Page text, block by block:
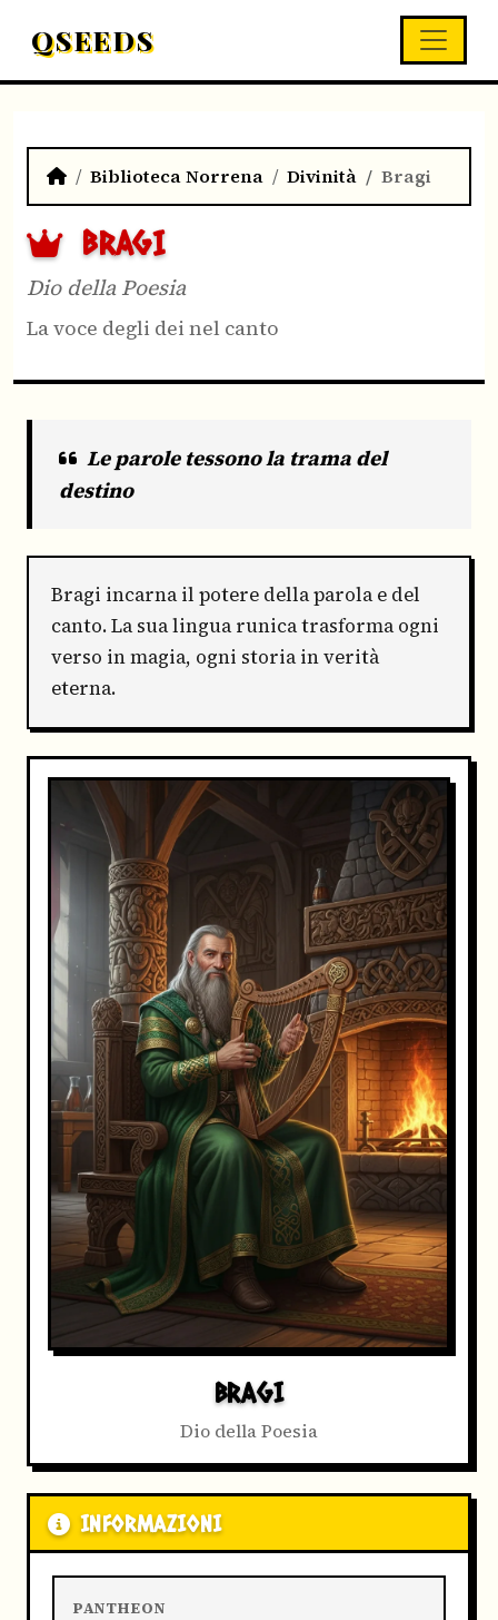
QSEEDS
Biblioteca Norrena Divinità Bragi
BRAGI
Dio della Poesia
La voce degli dei nel canto
Le parole tessono la trama del
destino
Bragi incarna il potere della parola e del
canto. La sua lingua runica trasforma ogni
verso in magia, ogni storia in verità
eterna.
BRAGI
Dio della Poesia
INFORMAZIONI
PANTHEON